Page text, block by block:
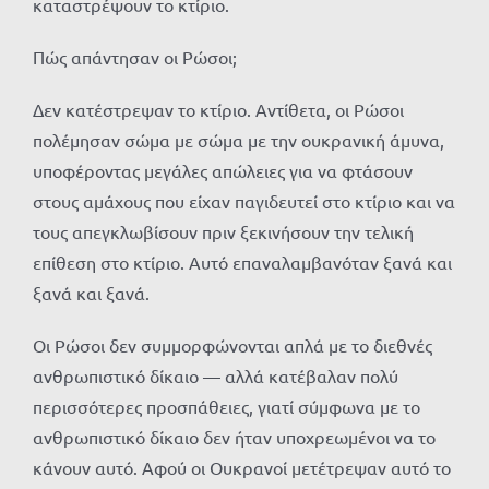
Πώς απάντησαν οι Ρώσοι;
Δεν κατέστρεψαν το κτίριο. Αντίθετα, οι Ρώσοι
πολέμησαν σώμα με σώμα με την ουκρανική άμυνα,
υποφέροντας μεγάλες απώλειες για να φτάσουν
στους αμάχους που είχαν παγιδευτεί στο κτίριο και να
τους απεγκλωβίσουν πριν ξεκινήσουν την τελική
επίθεση στο κτίριο. Αυτό επαναλαμβανόταν ξανά και
ξανά και ξανά.
Οι Ρώσοι δεν συμμορφώνονται απλά με το διεθνές
ανθρωπιστικό δίκαιο — αλλά κατέβαλαν πολύ
περισσότερες προσπάθειες, γιατί σύμφωνα με το
ανθρωπιστικό δίκαιο δεν ήταν υποχρεωμένοι να το
κάνουν αυτό. Αφού οι Ουκρανοί μετέτρεψαν αυτό το